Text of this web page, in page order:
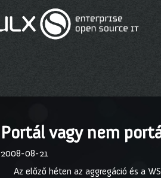
Portál vagy nem
2008-08-21
Az előző héten az aggregáció és a